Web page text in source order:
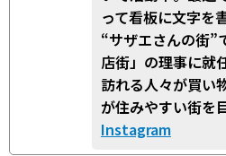
って看板に文字を
“サザエさんの街”
店街」の理事に就
訪れる人々が買い
が住みやすい街を
Instagram